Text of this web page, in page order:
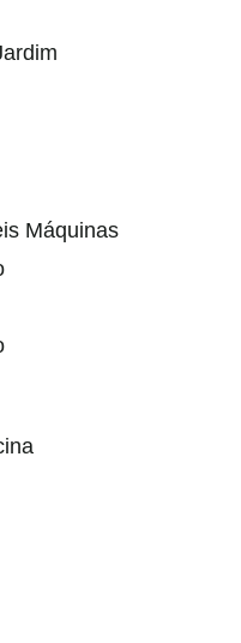
Máquinas